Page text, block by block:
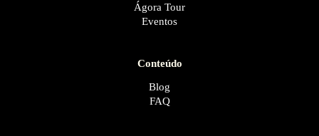
Ágora Tour
Eventos
Conteúdo
Blog
FAQ